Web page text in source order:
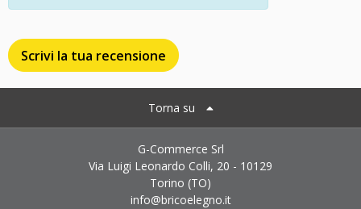
Scrivi la tua recensione
Torna su
G-Commerce Srl
Via Luigi Leonardo Colli, 20 - 10129
Torino (TO)
info@bricoelegno.it